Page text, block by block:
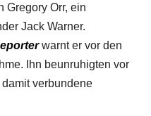
Gregory Orr, ein
Jack Warner.
warnt er vor den
Ihn beunruhigten vor
verbundene